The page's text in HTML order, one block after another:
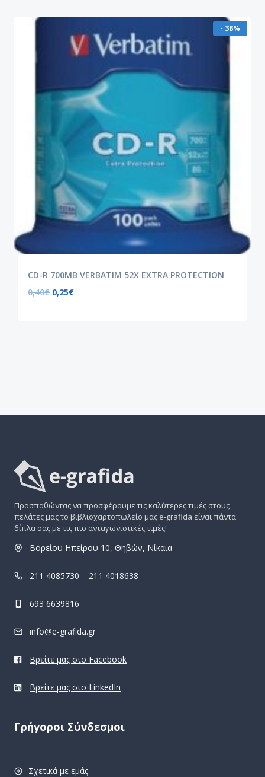
- 38%
CD-R 700MB VERBATIM 52X EXTRA PROTECTION
0,40€ 0,25€
Προσπαθώντας να προσφέρουμε τις καλύτερες τιμές στους
πελάτες μας το βιβλιοχαρτοπωλείο μας e-grafida είναι πάντα
δίπλα σας με τις πιο ανταγωνιστικές τιμές!
Βορείου Ηπείρου 10, Θηβών, Νίκαια
211 4085730 – 211 4018638
693 6639816
info@e-grafida.gr
Βρείτε μας στο Facebook
Βρείτε μας στο LinkedIn
Γρήγοροι Σύνδεσμοι
Σχετικά με εμάς